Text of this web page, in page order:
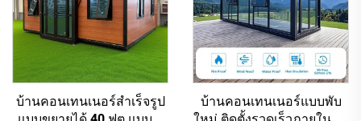
บ้านคอนเทนเนอร์สำเร็จรูป
บ้านคอนเทนเนอร์แบบพับ